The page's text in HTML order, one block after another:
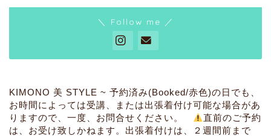
＼ Follow me ／
KIMONO 美 STYLE ~ 予約済み(Booked/赤色)の日でも、
お時間によっては受講、または出張着付け可能な場合があ
りますので、一度、お問合せください。
直前のご予約
は、お受け致しかねます。出張着付けは、２週間前まで
お悩み解決
着姿のお悩みは・・・【骨
バイス】
その他のお悩みは・・・
【箪笥整理・コーディネー